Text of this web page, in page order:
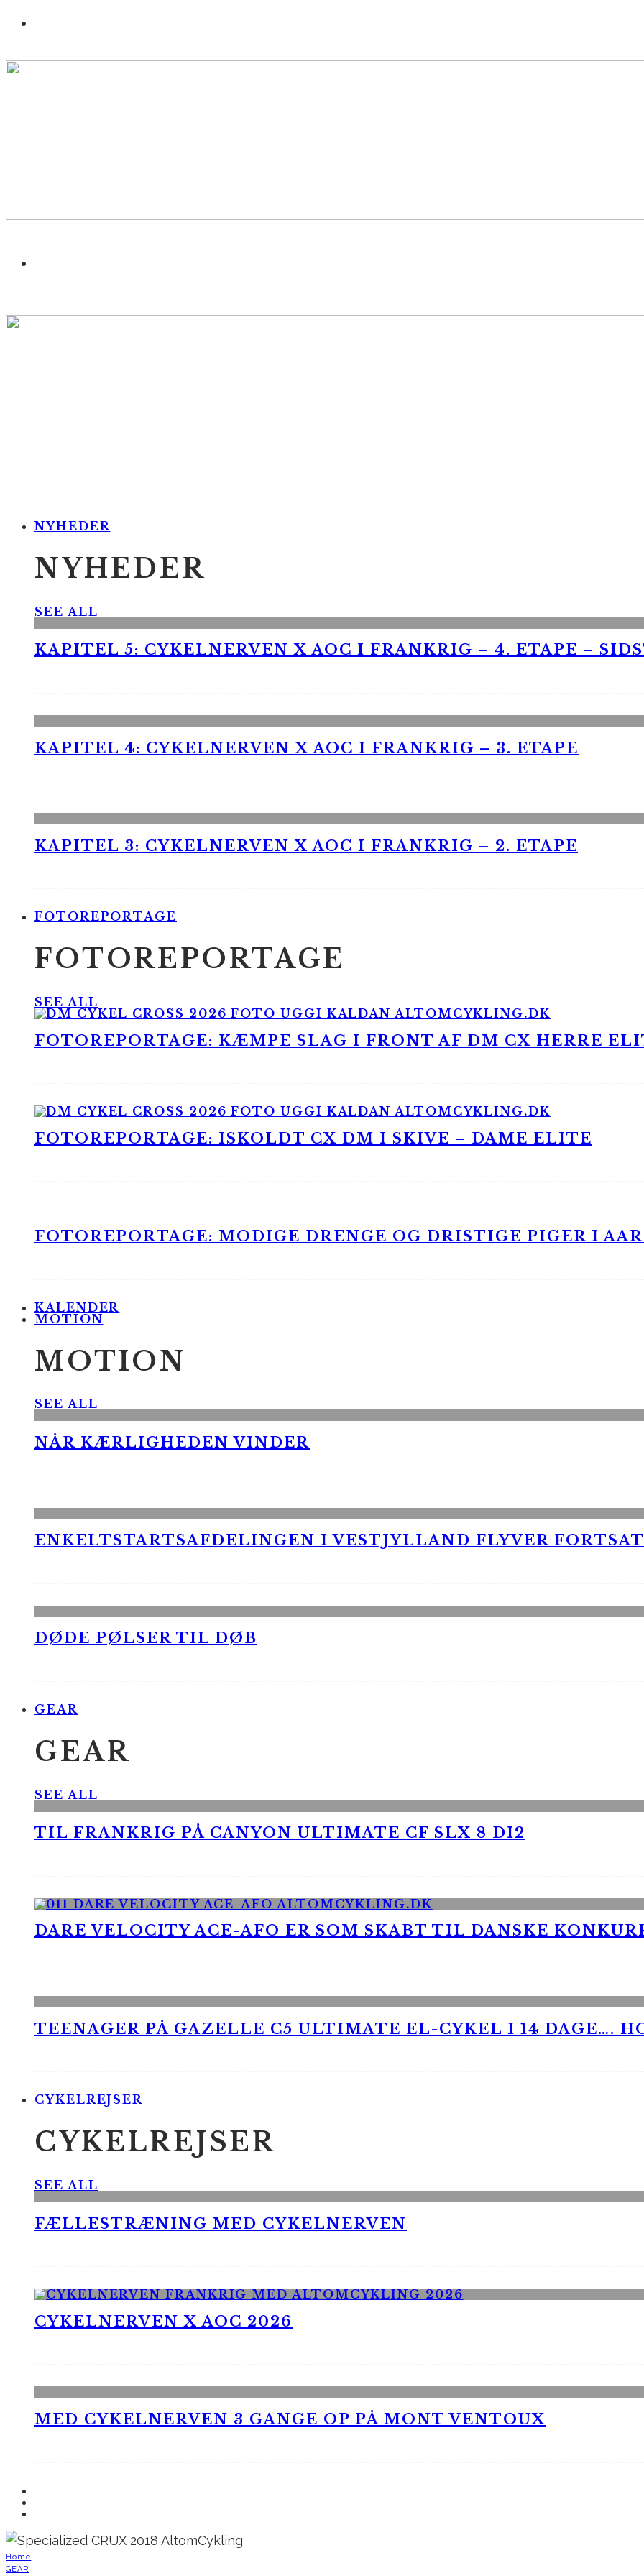
NYHEDER
NYHEDER
SEE ALL
KAPITEL 5: CYKELNERVEN X AOC I FRANKRIG – 4. ETAPE –
KAPITEL 4: CYKELNERVEN X AOC I FRANKRIG – 3. ETAPE
KAPITEL 3: CYKELNERVEN X AOC I FRANKRIG – 2. ETAPE
FOTOREPORTAGE
FOTOREPORTAGE
SEE ALL
FOTOREPORTAGE: KÆMPE SLAG I FRONT AF DM CX HERRE
FOTOREPORTAGE: ISKOLDT CX DM I SKIVE – DAME ELITE
FOTOREPORTAGE: MODIGE DRENGE OG DRISTIGE PIGER I
KALENDER
MOTION
MOTION
SEE ALL
NÅR KÆRLIGHEDEN VINDER
ENKELTSTARTSAFDELINGEN I VESTJYLLAND FLYVER
DØDE PØLSER TIL DØB
GEAR
GEAR
SEE ALL
TIL FRANKRIG PÅ CANYON ULTIMATE CF SLX 8 DI2
DARE VELOCITY ACE-AFO ER SOM SKABT TIL DANSKE
TEENAGER PÅ GAZELLE C5 ULTIMATE EL-CYKEL I 14 DAGE….
CYKELREJSER
CYKELREJSER
SEE ALL
FÆLLESTRÆNING MED CYKELNERVEN
CYKELNERVEN X AOC 2026
MED CYKELNERVEN 3 GANGE OP PÅ MONT VENTOUX
Home
GEAR